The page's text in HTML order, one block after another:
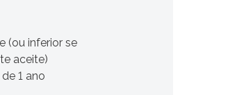
(ou inferior se
aceite)
1 ano